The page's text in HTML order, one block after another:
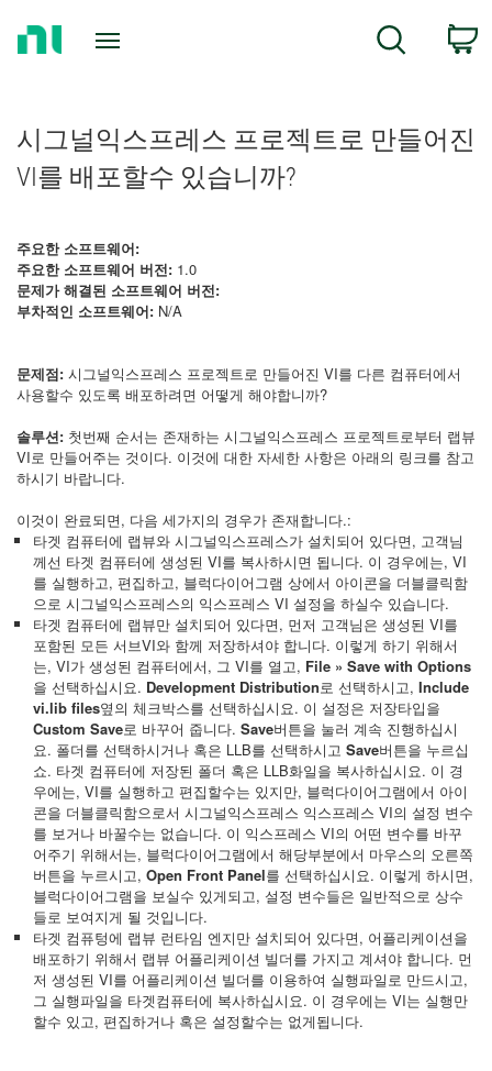
Search
시그널익스프레스 프로젝트로 만들어진
VI를 배포할수 있습니까?
주요한 소프트웨어:
주요한 소프트웨어 버전: 1.0
문제가 해결된 소프트웨어 버전:
부차적인 소프트웨어: N/A
문제점: 시그널익스프레스 프로젝트로 만들어진 VI를 다른 컴퓨터에서
사용할수 있도록 배포하려면 어떻게 해야합니까?
솔루션: 첫번째 순서는 존재하는 시그널익스프레스 프로젝트로부터 랩뷰
VI로 만들어주는 것이다. 이것에 대한 자세한 사항은 아래의 링크를 참고
하시기 바랍니다.
이것이 완료되면, 다음 세가지의 경우가 존재합니다.:
타겟 컴퓨터에 랩뷰와 시그널익스프레스가 설치되어 있다면, 고객님
께선 타겟 컴퓨터에 생성된 VI를 복사하시면 됩니다. 이 경우에는, VI
를 실행하고, 편집하고, 블럭다이어그램 상에서 아이콘을 더블클릭함
으로 시그널익스프레스의 익스프레스 VI 설정을 하실수 있습니다.
타겟 컴퓨터에 랩뷰만 설치되어 있다면, 먼저 고객님은 생성된 VI를
포함된 모든 서브VI와 함께 저장하셔야 합니다. 이렇게 하기 위해서
는, VI가 생성된 컴퓨터에서, 그 VI를 열고, File » Save with Options
을 선택하십시요. Development Distribution로 선택하시고, Include
vi.lib files옆의 체크박스를 선택하십시요. 이 설정은 저장타입을
Custom Save로 바꾸어 줍니다. Save버튼을 눌러 계속 진행하십시
요. 폴더를 선택하시거나 혹은 LLB를 선택하시고 Save버튼을 누르십
쇼. 타겟 컴퓨터에 저장된 폴더 혹은 LLB화일을 복사하십시요. 이 경
우에는, VI를 실행하고 편집할수는 있지만, 블럭다이어그램에서 아이
콘을 더블클릭함으로서 시그널익스프레스 익스프레스 VI의 설정 변수
를 보거나 바꿀수는 없습니다. 이 익스프레스 VI의 어떤 변수를 바꾸
어주기 위해서는, 블럭다이어그램에서 해당부분에서 마우스의 오른쪽
버튼을 누르시고, Open Front Panel를 선택하십시요. 이렇게 하시면,
블럭다이어그램을 보실수 있게되고, 설정 변수들은 일반적으로 상수
들로 보여지게 될 것입니다.
타겟 컴퓨텅에 랩뷰 런타임 엔지만 설치되어 있다면, 어플리케이션을
배포하기 위해서 랩뷰 어플리케이션 빌더를 가지고 계셔야 합니다. 먼
저 생성된 VI를 어플리케이션 빌더를 이용하여 실행파일로 만드시고,
그 실행파일을 타겟컴퓨터에 복사하십시요. 이 경우에는 VI는 실행만
할수 있고, 편집하거나 혹은 설정할수는 없게됩니다.